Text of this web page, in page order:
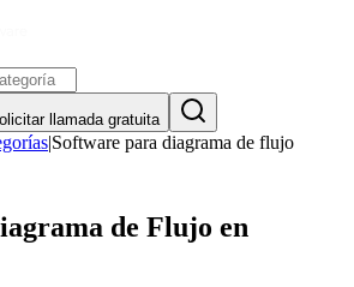
llamada gratuita
|Software para diagrama de flujo
de Flujo en